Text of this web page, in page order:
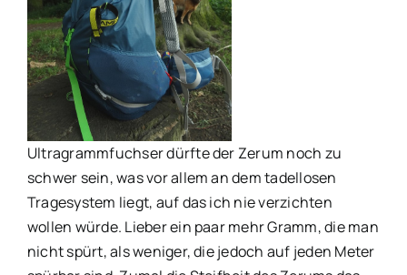
Ultragrammfuchser dürfte der Zerum noch zu
schwer sein, was vor allem an dem tadellosen
Tragesystem liegt, auf das ich nie verzichten
wollen würde. Lieber ein paar mehr Gramm, die man
nicht spürt, als weniger, die jedoch auf jeden Meter